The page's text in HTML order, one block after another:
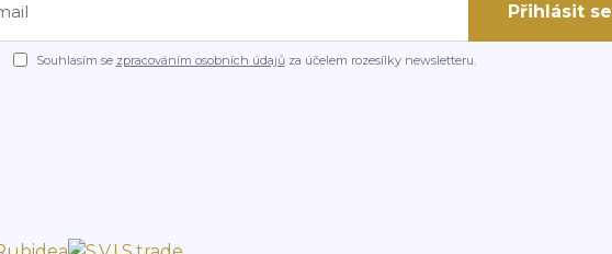
Přihlásit se
Souhlasím se zpracováním osobních údajůza účelem rozesílky newsletteru.